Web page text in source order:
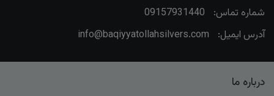
شماره تماس:
09157931440
آدرس ایمیل:
info@baqiyyatollahsilvers.com
درباره ما